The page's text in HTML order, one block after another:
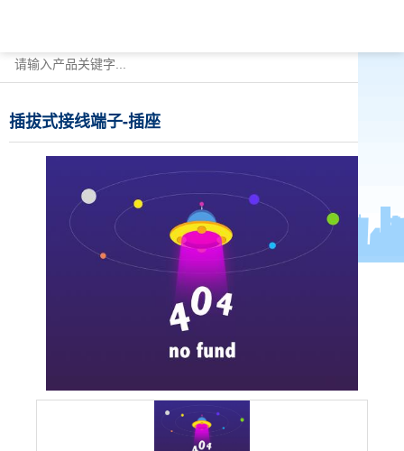
插拔式接线端子-插座